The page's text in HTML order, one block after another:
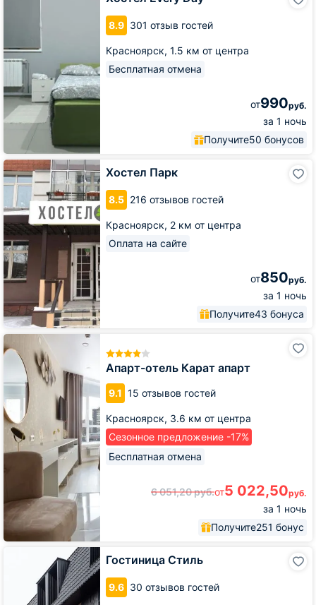
8.9 301 отзыв гостей
Красноярск, 1.5 км от центра
Бесплатная отмена
от990руб.
за 1 ночь
Получите50 бонусов
Хостел Парк
8.5 216 отзывов гостей
Красноярск, 2 км от центра
Оплата на сайте
от850руб.
за 1 ночь
Получите43 бонуса
Хостел
Парк
Апарт-отель Карат апарт
9.1 15 отзывов гостей
Красноярск, 3.6 км от центра
Сезонное предложение -17%
Бесплатная отмена
6 051,20руб.от5 022,50руб.
за 1 ночь
Получите251 бонус
Апарт-
отель
Карат
апарт
Гостиница Стиль
9.6 30 отзывов гостей